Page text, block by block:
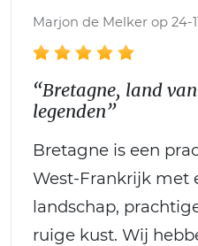
Marjon de Melker op 24-
“Bretagne, land
legenden”
Bretagne is een
West-Frankrijk met
landschap,
ruige kust. Wij